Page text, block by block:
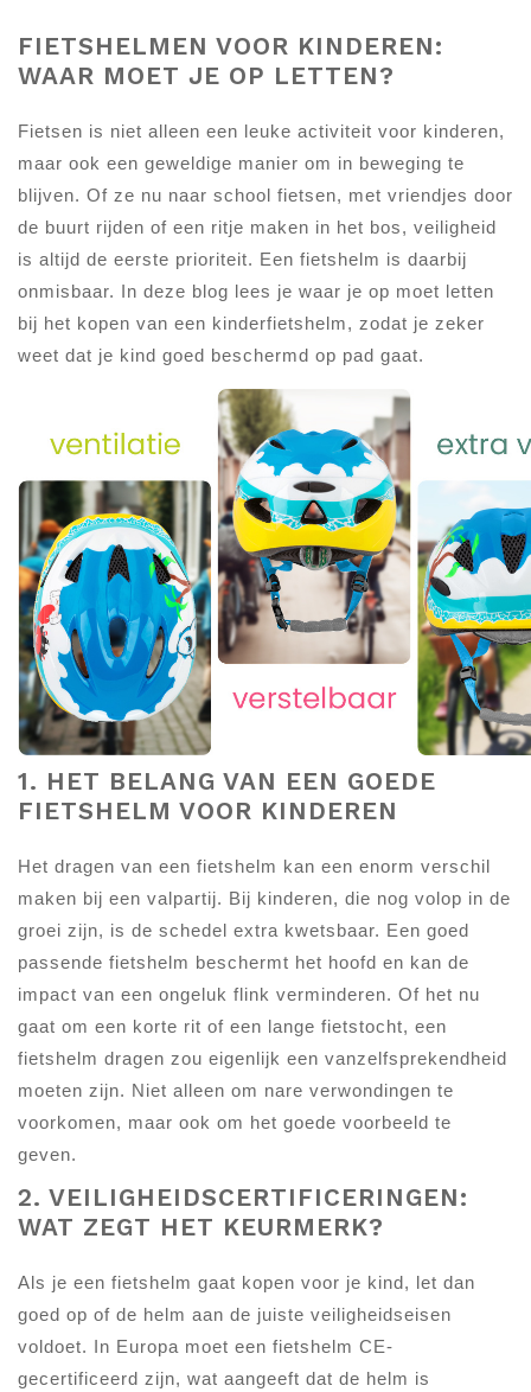
FIETSHELMEN VOOR KINDEREN:
WAAR MOET JE OP LETTEN?
Fietsen is niet alleen een leuke activiteit voor kinderen,
maar ook een geweldige manier om in beweging te
blijven. Of ze nu naar school fietsen, met vriendjes door
de buurt rijden of een ritje maken in het bos, veiligheid
is altijd de eerste prioriteit. Een fietshelm is daarbij
onmisbaar. In deze blog lees je waar je op moet letten
bij het kopen van een kinderfietshelm, zodat je zeker
weet dat je kind goed beschermd op pad gaat.
1. HET BELANG VAN EEN GOEDE
FIETSHELM VOOR KINDEREN
Het dragen van een fietshelm kan een enorm verschil
maken bij een valpartij. Bij kinderen, die nog volop in de
groei zijn, is de schedel extra kwetsbaar. Een goed
passende fietshelm beschermt het hoofd en kan de
impact van een ongeluk flink verminderen. Of het nu
gaat om een korte rit of een lange fietstocht, een
fietshelm dragen zou eigenlijk een vanzelfsprekendheid
moeten zijn. Niet alleen om nare verwondingen te
voorkomen, maar ook om het goede voorbeeld te
geven.
2. VEILIGHEIDSCERTIFICERINGEN:
WAT ZEGT HET KEURMERK?
Als je een fietshelm gaat kopen voor je kind, let dan
goed op of de helm aan de juiste veiligheidseisen
voldoet. In Europa moet een fietshelm CE-
gecertificeerd zijn, wat aangeeft dat de helm is